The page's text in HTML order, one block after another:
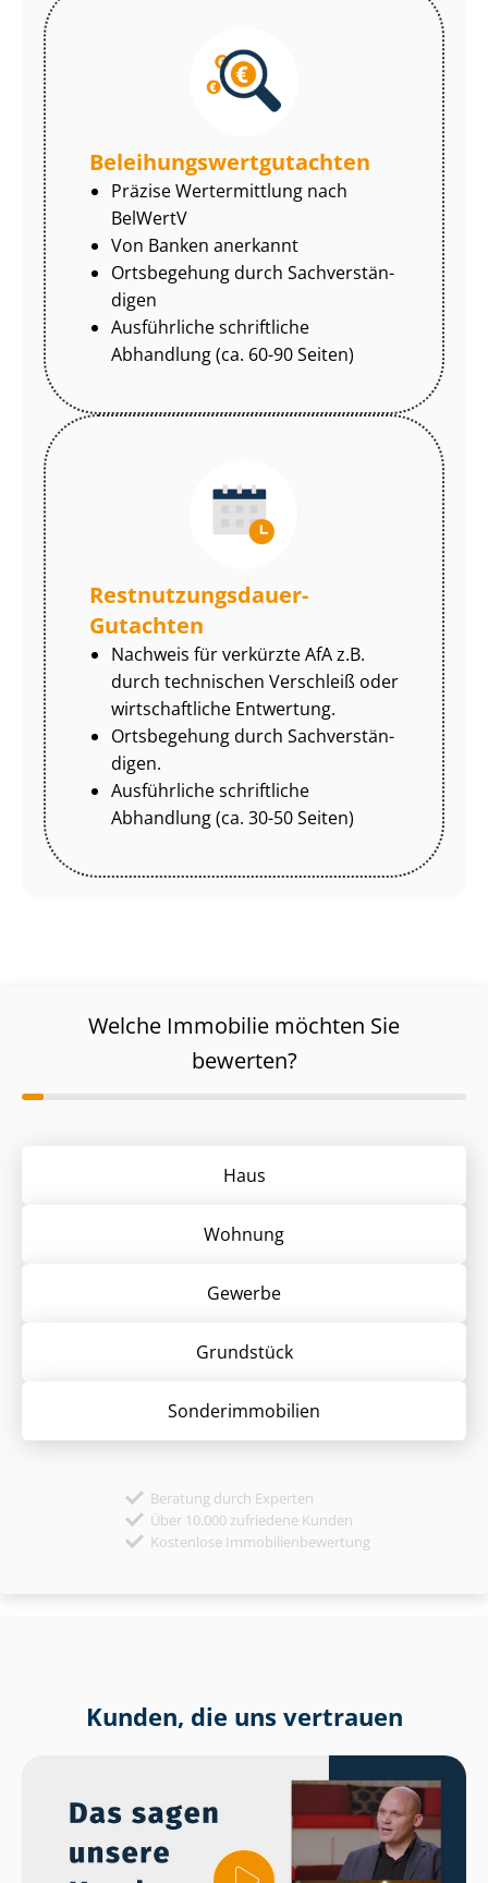
Be­lei­hungs­wert­gut­ach­ten
Präzise Wertermittlung nach
BelWertV
Von Banken anerkannt
Ortsbegehung durch Sach­ver­stän­
di­gen
Ausführliche schriftliche
Abhandlung (ca. 60-90 Seiten)
Rest­nut­zungs­dau­er-
Gutachten
Nachweis für verkürzte AfA z.B.
durch technischen Verschleiß oder
wirtschaftliche Entwertung.
Ortsbegehung durch Sach­ver­stän­
di­gen.
Ausführliche schriftliche
Abhandlung (ca. 30-50 Seiten)
Welche Immobilie möchten Sie
bewerten?
Haus
Wohnung
Gewerbe
Grund­stück
Sonder­immobilien
Beratung durch Experten
Über 10.000 zufriedene Kunden
Kostenlose Immobilienbewertung
Kunden, die uns vertrauen